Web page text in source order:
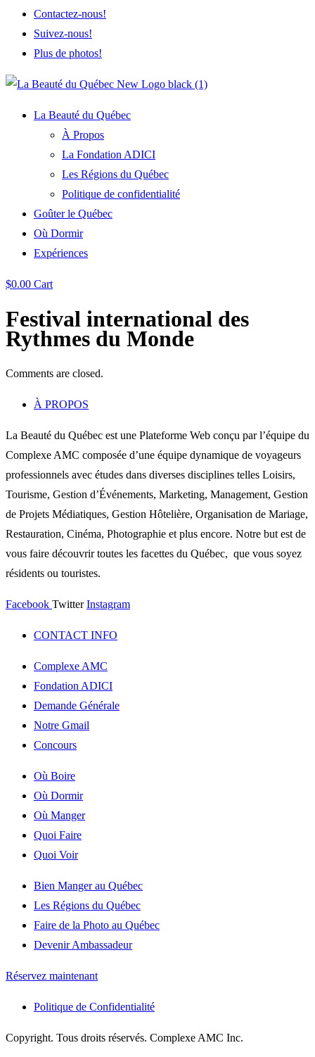
Contactez-nous!
Suivez-nous!
Plus de photos!
La Beauté du Québec
À Propos
La Fondation ADICI
Les Régions du Québec
Politique de confidentialité
Goûter le Québec
Où Dormir
Expériences
$0.00 Cart
Festival international des
Rythmes du Monde
Comments are closed.
À PROPOS
La Beauté du Québec est une Plateforme Web conçu par l’équipe du
Complexe AMC composée d’une équipe dynamique de voyageurs
professionnels avec études dans diverses disciplines telles Loisirs,
Tourisme, Gestion d’Événements, Marketing, Management, Gestion
de Projets Médiatiques, Gestion Hôtelière, Organisation de Mariage,
Restauration, Cinéma, Photographie et plus encore. Notre but est de
vous faire découvrir toutes les facettes du Québec, que vous soyez
résidents ou touristes.
Facebook Twitter Instagram
CONTACT INFO
Complexe AMC
Fondation ADICI
Demande Générale
Notre Gmail
Concours
Où Boire
Où Dormir
Où Manger
Quoi Faire
Quoi Voir
Bien Manger au Québec
Les Régions du Québec
Faire de la Photo au Québec
Devenir Ambassadeur
Réservez maintenant
Politique de Confidentialité
Copyright. Tous droits réservés. Complexe AMC Inc.